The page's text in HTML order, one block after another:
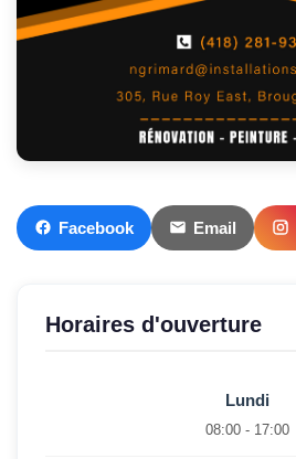
Facebook Email
Horaires d'ouverture
Lundi
08:00 - 17:00